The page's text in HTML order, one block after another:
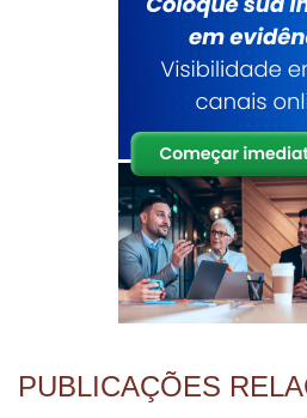
PUBLICAÇÕES